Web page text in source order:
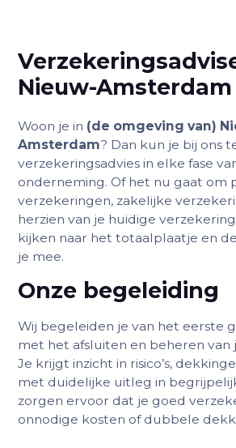
Nieuw-Amsterdam
Woon je in (de omgeving van)
Amsterdam? Dan kun je bij ons
verzekeringsadvies in elke fase
onderneming. Of het nu gaat om
verzekeringen, zakelijke
herzien van je huidige
kijken naar het totaalplaatje en
je mee.
Onze begeleiding
Wij begeleiden je van het eerste
met het afsluiten en beheren van
Je krijgt inzicht in risico’s,
met duidelijke uitleg in
zorgen ervoor dat je goed
onnodige kosten of dubbele